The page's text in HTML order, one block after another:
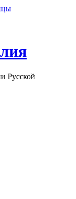
Русской